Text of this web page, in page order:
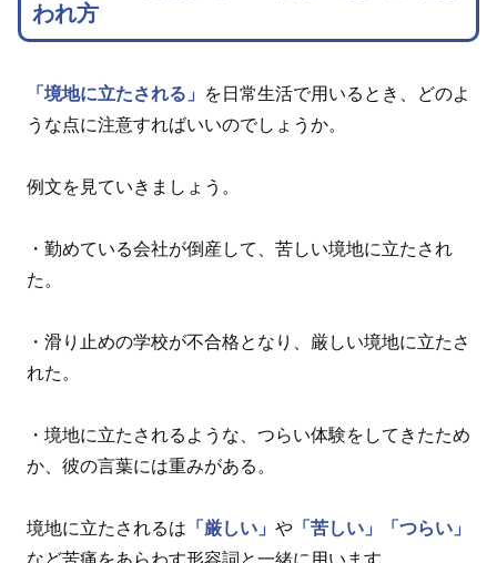
われ方
「境地に立たされる」
を日常生活で用いるとき、どのよ
うな点に注意すればいいのでしょうか。
例文を見ていきましょう。
・勤めている会社が倒産して、苦しい境地に立たされ
た。
・滑り止めの学校が不合格となり、厳しい境地に立たさ
れた。
・境地に立たされるような、つらい体験をしてきたため
か、彼の言葉には重みがある。
境地に立たされるは 「厳しい」 や 「苦しい」
「つらい」